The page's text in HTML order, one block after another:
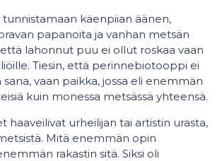
käenpiian äänen,
papanoita ja vanhan metsän
lahonnut puu ei ollut roskaa vaan
Tiesin, että perinnebiotooppi ei
vaan paikka, jossa eli enemmän
kuin monessa metsässä yhteensä.
haaveilivat urheilijan tai artistin urasta,
Mitä enemmän opin
rakastin sitä. Siksi oli